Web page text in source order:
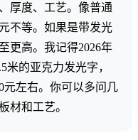
厚度、工艺。像普通
不等。如果是带发光
更高。我记得2026年
的亚克力发光字，
元左右。你可以多问几
材和工艺。